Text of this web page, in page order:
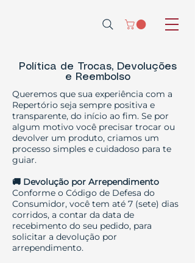
Política de Trocas, Devoluções
e Reembolso
Queremos que sua experiência com a
Repertório seja sempre positiva e
transparente, do início ao fim. Se por
algum motivo você precisar trocar ou
devolver um produto, criamos um
processo simples e cuidadoso para te
guiar.
🚚 Devolução por Arrependimento
Conforme o Código de Defesa do
Consumidor, você tem até 7 (sete) dias
corridos, a contar da data de
recebimento do seu pedido, para
solicitar a devolução por
arrependimento.